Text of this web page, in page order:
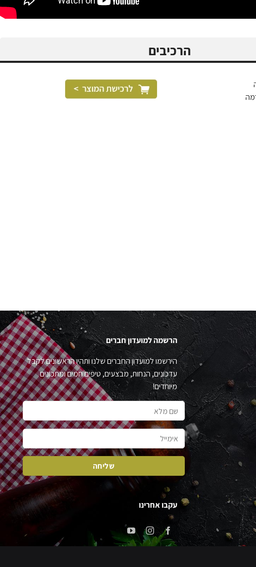
הרכיבים
הרשמה למועדון חברים
הירשמו למועדון החברים שלנו ותהיו הראשונים לקבל
עדכונים, הנחות, מבצעים, טיפים חמים ומתכונים
מיוחדים!
עקבו אחרינו